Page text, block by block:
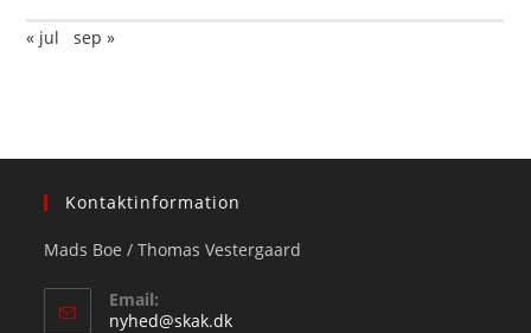
« jul sep »
Kontaktinformation
Mads Boe / Thomas Vestergaard
Email:
nyhed@skak.dkOpens